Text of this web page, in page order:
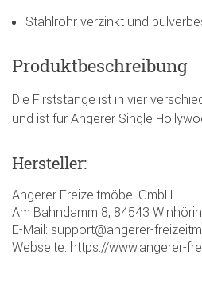
Stahlrohr verzinkt und
Produktbeschreibung
Die Firststange ist in vier
und ist für Angerer Single
Hersteller:
Angerer Freizeitmöbel GmbH
Am Bahndamm 8, 84543
E-Mail: support@angerer-
Webseite: https://www.angerer-